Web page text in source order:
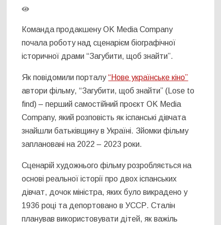
Команда продакшену OK Media Company
почала роботу над сценарієм біографічної
історичної драми “Загубити, щоб знайти”.
Як повідомили порталу“Нове українське кіно”
автори фільму, “Загубити, щоб знайти” (Lose to
find) – перший самостійний проєкт OK Media
Company, який розповість як іспанські дівчата
знайшли батьківщину в Україні. Зйомки фільму
заплановані на 2022 – 2023 роки.
Сценарій художнього фільму розробляється на
основі реальної історії про двох іспанських
дівчат, дочок міністра, яких було викрадено у
1936 році та депортовано в УССР. Сталін
планував використовувати дітей, як важіль